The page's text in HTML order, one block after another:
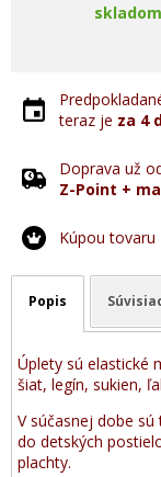
skladom
teraz je za 4
Doprava už
Z-Point +
Kúpou tovaru
Popis
Úplety sú elastické
šiat, legín, sukien,
V súčasnej dobe
do detských
plachty.